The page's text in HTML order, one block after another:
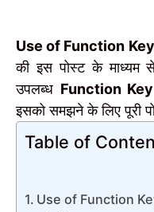
Use of Function
की इस पोस्ट के माध्यम
उपलब्ध Function
इसको समझने के लिए पूरी
Table of
Use of Function